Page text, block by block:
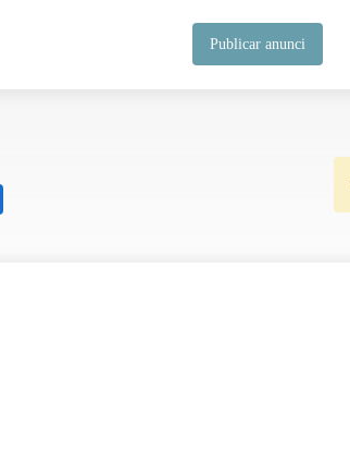
Publicar anunci